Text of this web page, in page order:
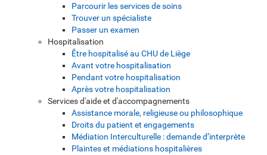
Parcourir les services de soins
Trouver un spécialiste
Passer un examen
Hospitalisation
Être hospitalisé au CHU de Liège
Avant votre hospitalisation
Pendant votre hospitalisation
Après votre hospitalisation
Services d'aide et d'accompagnements
Assistance morale, religieuse ou philosophique
Droits du patient et engagements
Médiation Interculturelle : demande d’interprète
Plaintes et médiations hospitalières